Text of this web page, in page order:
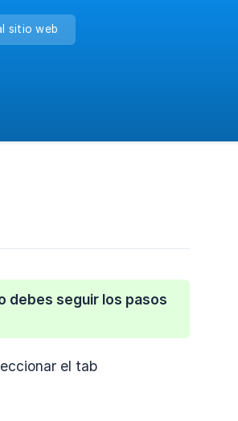
sitio web
debes seguir los pasos
el tab